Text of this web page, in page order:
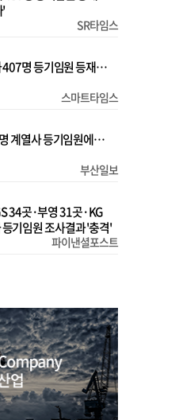
'
SR타임스
407명 등기임원 등재…
스마트타임스
계열사 등기임원에…
부산일보
34곳·부영 31곳·KG
기임원 조사결과 '충격'
파이낸셜포스트